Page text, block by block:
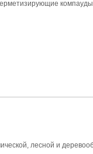
компауды
лесной и